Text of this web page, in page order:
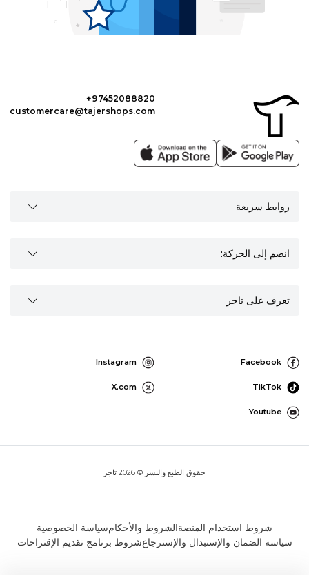
+97452088820
customercare@tajershops.com
روابط سريعة
انضم إلى الحركة:
تعرف على تاجر
Facebook
Instagram
TikTok
X.com
Youtube
حقوق الطبع والنشر © 2026 تاجر
شروط استخدام المنصةالشروط والأحكامسياسة الخصوصية
سياسة الضمان والإستبدال والإسترجاعشروط برنامج تقديم الإقتراحات